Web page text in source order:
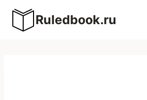
Перейти
содержимому
Ruledbook.ru